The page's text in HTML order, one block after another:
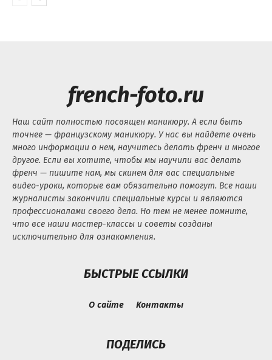
french-foto.ru
Наш сайт полностью посвящен маникюру. А если быть
точнее — французскому маникюру. У нас вы найдете очень
много информации о нем, научитесь делать френч и многое
другое. Если вы хотите, чтобы мы научили вас делать
френч — пишите нам, мы скинем для вас специальные
видео-уроки, которые вам обязательно помогут. Все наши
журналисты закончили специальные курсы и являются
профессионалами своего дела. Но тем не менее помните,
что все наши мастер-классы и советы созданы
исключительно для ознакомления.
БЫСТРЫЕ ССЫЛКИ
О сайте Контакты
ПОДЕЛИСЬ